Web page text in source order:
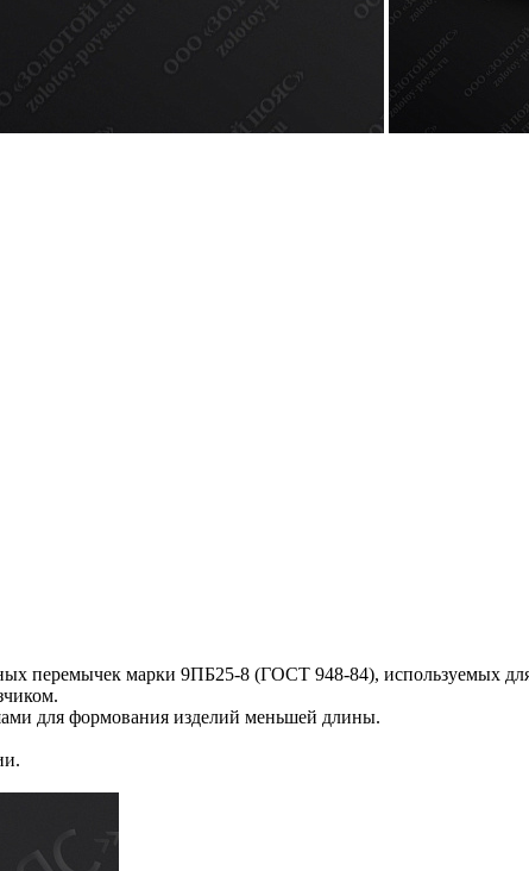
перемычек марки 9ПБ25-8 (ГОСТ 948-84), используемых
для формования изделий меньшей длины.